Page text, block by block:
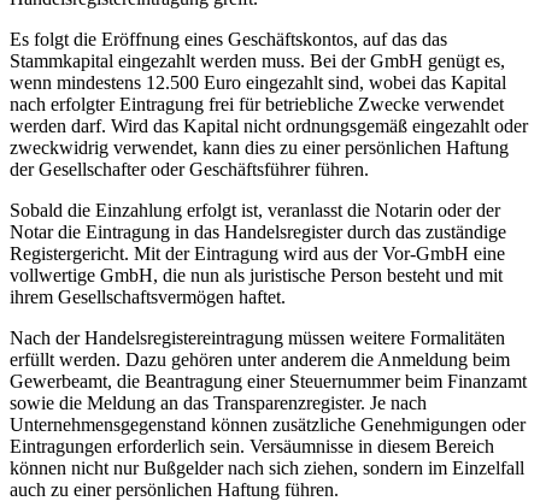
Es folgt die Eröffnung eines Geschäftskontos, auf das das
Stammkapital eingezahlt werden muss. Bei der GmbH genügt es,
wenn mindestens 12.500 Euro eingezahlt sind, wobei das Kapital
nach erfolgter Eintragung frei für betriebliche Zwecke verwendet
werden darf. Wird das Kapital nicht ordnungsgemäß eingezahlt oder
zweckwidrig verwendet, kann dies zu einer persönlichen Haftung
der Gesellschafter oder Geschäftsführer führen.
Sobald die Einzahlung erfolgt ist, veranlasst die Notarin oder der
Notar die Eintragung in das Handelsregister durch das zuständige
Registergericht. Mit der Eintragung wird aus der Vor-GmbH eine
vollwertige GmbH, die nun als juristische Person besteht und mit
ihrem Gesellschaftsvermögen haftet.
Nach der Handelsregistereintragung müssen weitere Formalitäten
erfüllt werden. Dazu gehören unter anderem die Anmeldung beim
Gewerbeamt, die Beantragung einer Steuernummer beim Finanzamt
sowie die Meldung an das Transparenzregister. Je nach
Unternehmensgegenstand können zusätzliche Genehmigungen oder
Eintragungen erforderlich sein. Versäumnisse in diesem Bereich
können nicht nur Bußgelder nach sich ziehen, sondern im Einzelfall
auch zu einer persönlichen Haftung führen.